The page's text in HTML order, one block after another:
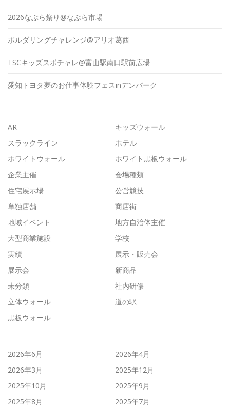
2026なぶら祭り@なぶら市場
ボルダリングチャレンジ@アリオ葛西
TSCキッズスポチャレ@富山駅南口駅前広場
愛知トヨタ夢のお仕事体験フェスinデンパーク
AR
キッズウォール
スラックライン
ホテル
ホワイトウォール
ホワイト黒板ウォール
企業主催
会場種類
住宅展示場
公営競技
単独店舗
商店街
地域イベント
地方自治体主催
大型商業施設
学校
実績
展示・販売会
展示会
新商品
未分類
社内研修
立体ウォール
道の駅
黒板ウォール
2026年6月
2026年4月
2026年3月
2025年12月
2025年10月
2025年9月
2025年8月
2025年7月